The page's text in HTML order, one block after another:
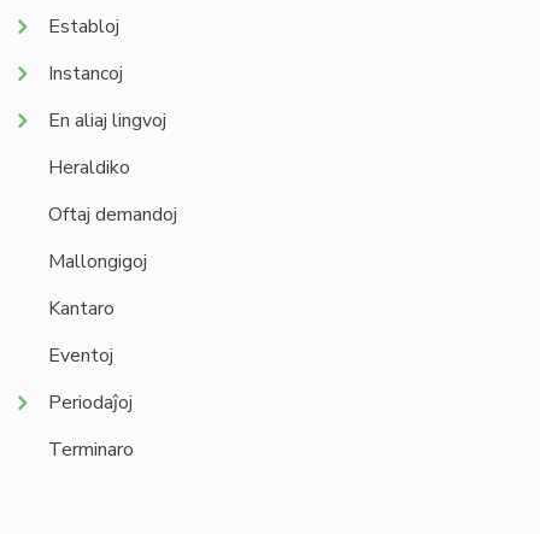
Establoj
Instancoj
En aliaj lingvoj
Heraldiko
Oftaj demandoj
Mallongigoj
Kantaro
Eventoj
Periodaĵoj
Terminaro